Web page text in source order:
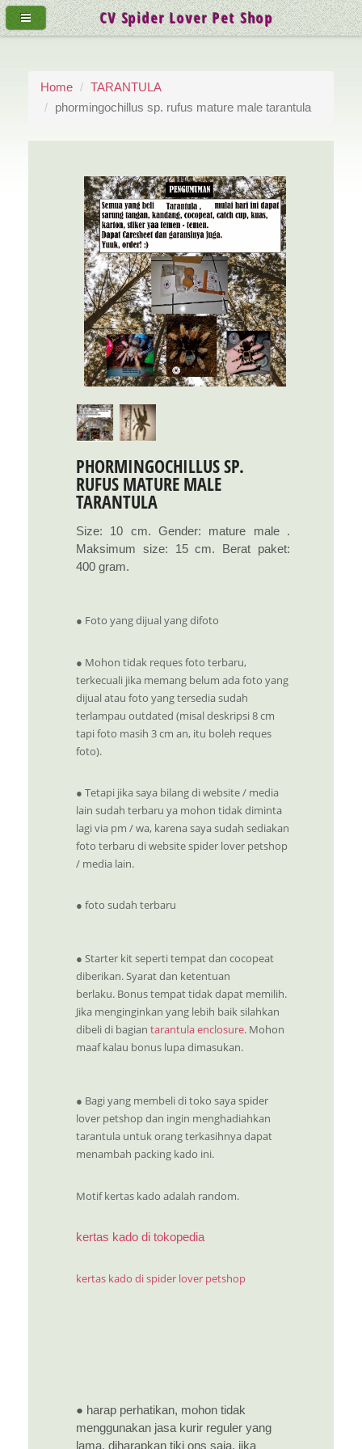
Home
TARANTULA
phormingochillus sp. rufus mature male tarantula
PHORMINGOCHILLUS SP.
RUFUS MATURE MALE
TARANTULA
Size: 10 cm. Gender: mature male .
Maksimum size: 15 cm. Berat paket:
400 gram.
● Foto yang dijual yang difoto
● Mohon tidak reques foto terbaru,
terkecuali jika memang belum ada foto yang
dijual atau foto yang tersedia sudah
terlampau outdated (misal deskripsi 8 cm
tapi foto masih 3 cm an, itu boleh reques
foto).
● Tetapi jika saya bilang di website / media
lain sudah terbaru ya mohon tidak diminta
lagi via pm / wa, karena saya sudah sediakan
foto terbaru di website spider lover petshop
/ media lain.
● foto sudah terbaru
● Starter kit seperti tempat dan cocopeat
diberikan. Syarat dan ketentuan
berlaku. Bonus tempat tidak dapat memilih.
Jika menginginkan yang lebih baik silahkan
dibeli di bagian tarantula enclosure. Mohon
maaf kalau bonus lupa dimasukan.
● Bagi yang membeli di toko saya spider
lover petshop dan ingin menghadiahkan
tarantula untuk orang terkasihnya dapat
menambah packing kado ini.
Motif kertas kado adalah random.
kertas kado di tokopedia
kertas kado di spider lover petshop
● harap perhatikan, mohon tidak
menggunakan jasa kurir reguler yang
lama. diharapkan tiki ons saja. jika
CV Spider Lover Pet Shop